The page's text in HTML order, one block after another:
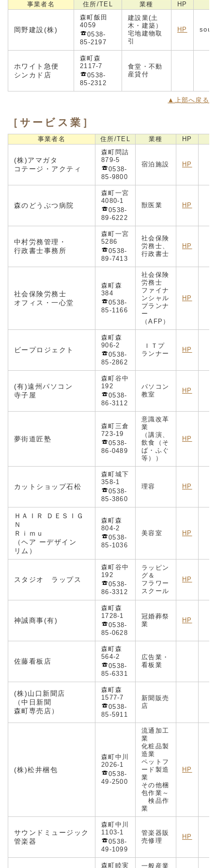
事業者名 住所/TEL 業種 HP
岡野建設(株)
森町飯田
4059
0538-
85-2197
建設業(土
木・建築）
宅地建物取
引
HP
ホワイト急便
シンカド店
森町森
2117-7
0538-
85-2312
食堂・不動
産貸付
▲上部へ戻る
［サービス業］
事業者名 住所/TEL 業種 HP
(株)アマガタ
コテージ・アクティ
森町問詰
879-5
0538-
85-9800
宿泊施設 HP
森のどうぶつ病院
森町一宮
4080-1
0538-
89-6222
獣医業 HP
中村労務管理・
行政書士事務所
森町一宮
5286
0538-
89-7413
社会保険
労務士、
行政書士
HP
社会保険労務士
オフィス・一心堂
森町森
384
0538-
85-1166
社会保険
労務士
ファイナ
ンシャル
プランナ
ー
（AFP）
HP
ビープロジェクト
森町森
906-2
0538-
85-2862
ＩＴプ
ランナー
HP
(有)遠州パソコン
寺子屋
森町谷中
192
0538-
86-3112
パソコン
教室
HP
夢街道匠塾
森町三倉
723-19
0538-
86-0489
意識改革
業
（講演、
飲食（そ
ば・ふぐ
等））
HP
カットショップ石松
森町城下
358-1
0538-
85-3860
理容 HP
ＨＡＩＲ ＤＥＳＩＧ
Ｎ
Ｒｉｍｕ
（ヘア ーデザイン
リム）
森町森
804-2
0538-
85-1036
美容室 HP
スタジオ ラップス
森町谷中
192
0538-
86-3312
ラッピン
グ＆
フラワー
スクール
HP
神誠商事(有)
森町森
1728-1
0538-
85-0628
冠婚葬祭
業
HP
佐藤看板店
森町森
564-2
0538-
85-6331
広告業・
看板業
(株)山口新聞店
（中日新聞
森町専売店）
森町森
1577-7
0538-
85-5911
新聞販売
店
(株)松井梱包
森町中川
2026-1
0538-
49-2500
流通加工
業
化粧品製
造業
ペットフ
ード製造
業
その他梱
包作業～
検品作
業
HP
サウンドミュージック
管楽器
森町中川
1103-1
0538-
49-1099
管楽器販
売修理
HP
森町睦実 一般産業